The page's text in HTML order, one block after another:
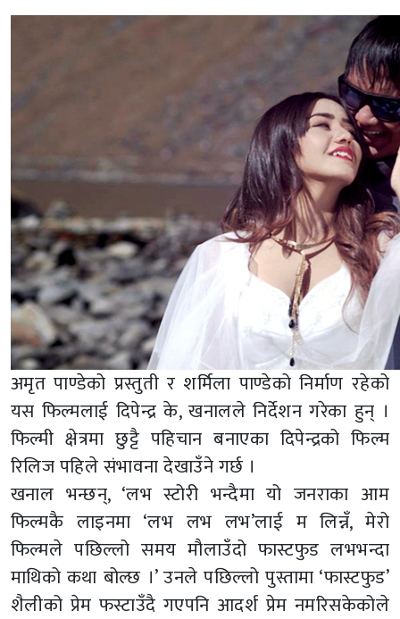
अमृत पाण्डेको प्रस्तुती र शर्मिला पाण्डेको निर्माण रहेको
यस फिल्मलाई दिपेन्द्र के, खनालले निर्देशन गरेका हुन् ।
फिल्मी क्षेत्रमा छुट्टै पहिचान बनाएका दिपेन्द्रको फिल्म
रिलिज पहिले संभावना देखाउँने गर्छ ।
खनाल भन्छन्, ‘लभ स्टोरी भन्दैमा यो जनराका आम
फिल्मकै लाइनमा ‘लभ लभ लभ’लाई म लिन्नँ, मेरो
फिल्मले पछिल्लो समय मौलाउँदो फास्टफुड लभभन्दा
माथिको कथा बोल्छ ।’ उनले पछिल्लो पुस्तामा ‘फास्टफुड’
शैलीको प्रेम फस्टाउँदै गएपनि आदर्श प्रेम नमरिसकेकोले